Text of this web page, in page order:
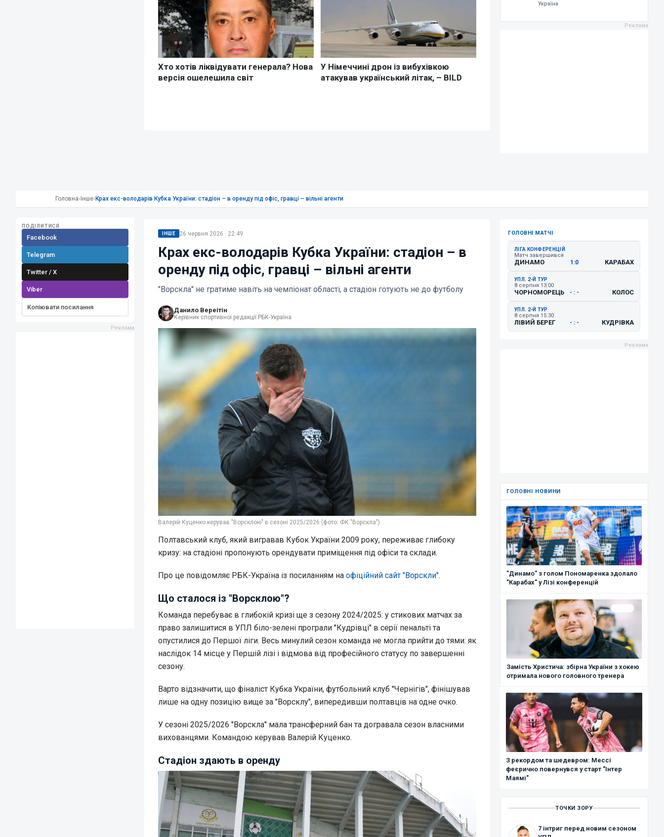
Україна
Головна› Інше› Крах екс-володарів Кубка України: стадіон – в оренду під офіс, гравці – вільні агенти
ПОДІЛИТИСЯ
Facebook
Telegram
Twitter / X
Viber
Копіювати посилання
ІНШЕ 26 червня 2026 · 22:49
Крах екс-володарів Кубка України: стадіон – в
оренду під офіс, гравці – вільні агенти
"Ворскла" не гратиме навіть на чемпіонат області, а стадіон готують не до футболу
Данило Вереітін
Керівник спортивної редакції РБК-Україна
Валерій Куценко керував "Ворсклою" в сезоні 2025/2026 (фото: ФК "Ворскла")
Полтавський клуб, який вигравав Кубок України 2009 року, переживає глибоку
кризу: на стадіоні пропонують орендувати приміщення під офіси та склади.
Про це повідомляє РБК-Україна із посиланням на офіційний сайт "Ворскли".
Що сталося із "Ворсклою"?
Команда перебуває в глибокій кризі ще з сезону 2024/2025: у стикових матчах за
право залишитися в УПЛ біло-зелені програли "Кудрівці" в серії пенальті та
опустилися до Першої ліги. Весь минулий сезон команда не могла прийти до тями: як
наслідок 14 місце у Першій лізі і відмова від професійного статусу по завершенні
сезону.
Варто відзначити, що фіналіст Кубка України, футбольний клуб "Чернігів", фінішував
лише на одну позицію вище за "Ворсклу", випередивши полтавців на одне очко.
У сезоні 2025/2026 "Ворскла" мала трансферний бан та догравала сезон власними
вихованцями. Командою керував Валерій Куценко.
Стадіон здають в оренду
ГОЛОВНІ МАТЧІ
ЛІГА КОНФЕРЕНЦІЙ
Матч завершився
ДИНАМО 1:0 КАРАБАХ
УПЛ. 2-Й ТУР
8 серпня 13:00
ЧОРНОМОРЕЦЬ - : - КОЛОС
УПЛ. 2-Й ТУР
8 серпня 15:30
ЛІВИЙ БЕРЕГ - : - КУДРІВКА
ГОЛОВНІ НОВИНИ
"Динамо" з голом Пономаренка здолало
"Карабах" у Лізі конференцій
Замість Христича: збірна України з хокею
отримала нового головного тренера
З рекордом та шедевром: Мессі
феєрично повернувся у старт "Інтер
Маямі"
ТОЧКИ ЗОРУ
7 інтриг перед новим сезоном